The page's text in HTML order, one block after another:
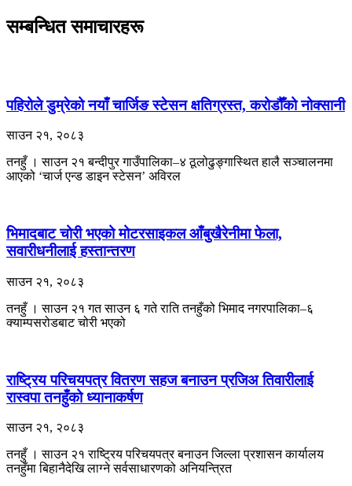
सम्बन्धित समाचारहरू
पहिरोले डुम्रेको नयाँ चार्जिङ स्टेसन क्षतिग्रस्त, करोडौँको नोक्सानी
साउन २१, २०८३
तनहुँ । साउन २१ बन्दीपुर गाउँपालिका–४ ठूलोढुङ्गास्थित हालै सञ्चालनमा
आएको ‘चार्ज एन्ड डाइन स्टेसन’ अविरल
भिमादबाट चोरी भएको मोटरसाइकल आँबुखैरेनीमा फेला,
सवारीधनीलाई हस्तान्तरण
साउन २१, २०८३
तनहुँ । साउन २१ गत साउन ६ गते राति तनहुँको भिमाद नगरपालिका–६
क्याम्पसरोडबाट चोरी भएको
राष्ट्रिय परिचयपत्र वितरण सहज बनाउन प्रजिअ तिवारीलाई
रास्वपा तनहुँको ध्यानाकर्षण
साउन २१, २०८३
तनहुँ । साउन २१ राष्ट्रिय परिचयपत्र बनाउन जिल्ला प्रशासन कार्यालय
तनहुँमा बिहानैदेखि लाग्ने सर्वसाधारणको अनियन्त्रित